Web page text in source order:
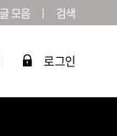
모음 검색
로그인